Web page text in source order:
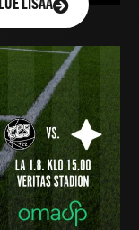
LUE LISÄÄ